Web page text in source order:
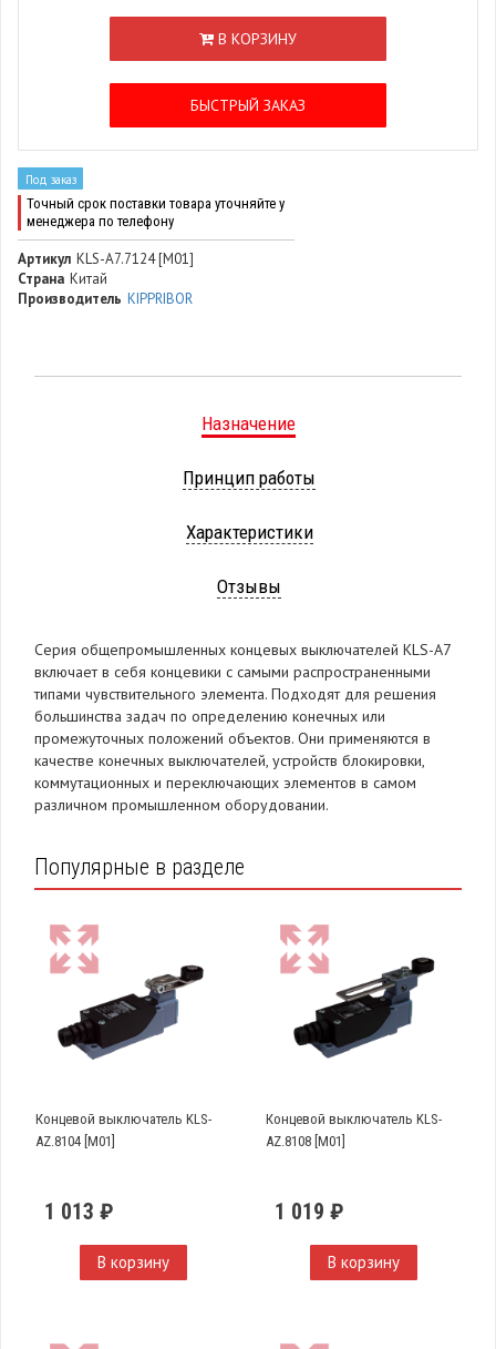
В КОРЗИНУ
БЫСТРЫЙ ЗАКАЗ
Под заказ
Точный срок поставки товара уточняйте у
менеджера по телефону
Артикул KLS-A7.7124 [M01]
Страна Китай
Производитель KIPPRIBOR
Назначение
Принцип работы
Характеристики
Отзывы
Серия общепромышленных концевых выключателей KLS-A7
включает в себя концевики с самыми распространенными
типами чувствительного элемента. Подходят для решения
большинства задач по определению конечных или
промежуточных положений объектов. Они применяются в
качестве конечных выключателей, устройств блокировки,
коммутационных и переключающих элементов в самом
различном промышленном оборудовании.
Популярные в разделе
Концевой выключатель KLS-
AZ.8104 [M01]
1 013 ₽
В корзину
Концевой выключатель KLS-
AZ.8108 [M01]
1 019 ₽
В корзину